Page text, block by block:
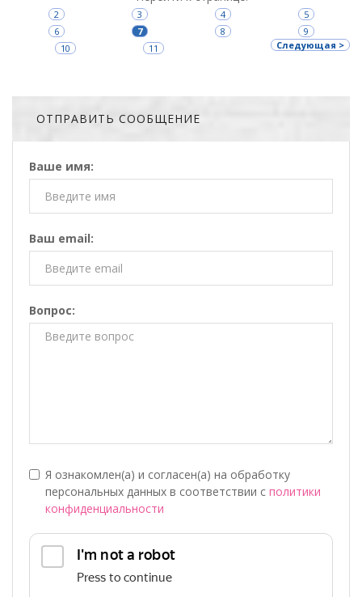
2 3 4
5
6
7 8
9
10
11 Следующая >
ОТПРАВИТЬ СООБЩЕНИЕ
Ваше имя:
Ваш email:
Вопрос:
Я ознакомлен(а) и согласен(а) на обработку
персональных данных в соответствии с политики
конфиденциальности